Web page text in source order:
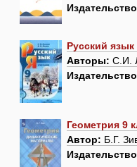
Русский язык
Авторы: С.И.
Геометрия 9
Автор: Б.Г.